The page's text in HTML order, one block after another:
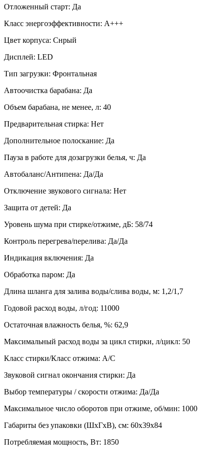
Отложенный старт: Да
Класс энергоэффективности: A+++
Цвет корпуса: Снрый
Дисплей: LED
Тип загрузки: Фронтальная
Автоочистка барабана: Да
Объем барабана, не менее, л: 40
Предварительная стирка: Нет
Дополнительное полоскание: Да
Пауза в работе для дозагрузки белья, ч: Да
Автобаланс/Антипена: Да/Да
Отключение звукового сигнала: Нет
Защита от детей: Да
Уровень шума при стирке/отжиме, дБ: 58/74
Контроль перегрева/перелива: Да/Да
Индикация включения: Да
Обработка паром: Да
Длина шланга для залива воды/слива воды, м: 1,2/1,7
Годовой расход воды, л/год: 11000
Остаточная влажность белья, %: 62,9
Максимальный расход воды за цикл стирки, л/цикл: 50
Класс стирки/Класс отжима: А/C
Звуковой сигнал окончания стирки: Да
Выбор температуры / скорости отжима: Да/Да
Максимальное число оборотов при отжиме, об/мин: 1000
Габариты без упаковки (ШxГxВ), см: 60х39х84
Потребляемая мощность, Вт: 1850